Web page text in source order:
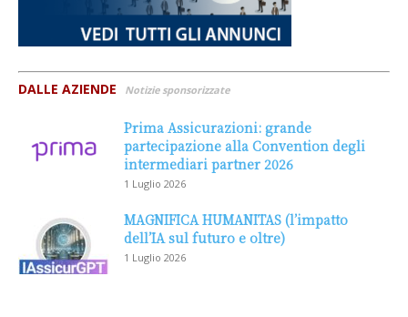
DALLE AZIENDE Notizie sponsorizzate
Prima Assicurazioni: grande
partecipazione alla Convention degli
intermediari partner 2026
1 Luglio 2026
MAGNIFICA HUMANITAS (l’impatto
dell’IA sul futuro e oltre)
1 Luglio 2026